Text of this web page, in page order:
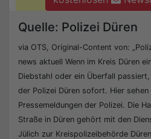
Quelle: Polizei Düren
via OTS, Original-Content von:
news aktuell Wenn im Kreis Düren
Diebstahl oder ein Überfall
der Polizei Düren sofort. Hier sehen
Pressemeldungen der Polizei. Die
Straße in Düren gehört mit den
Jülich zur Kreispolizeibehörde